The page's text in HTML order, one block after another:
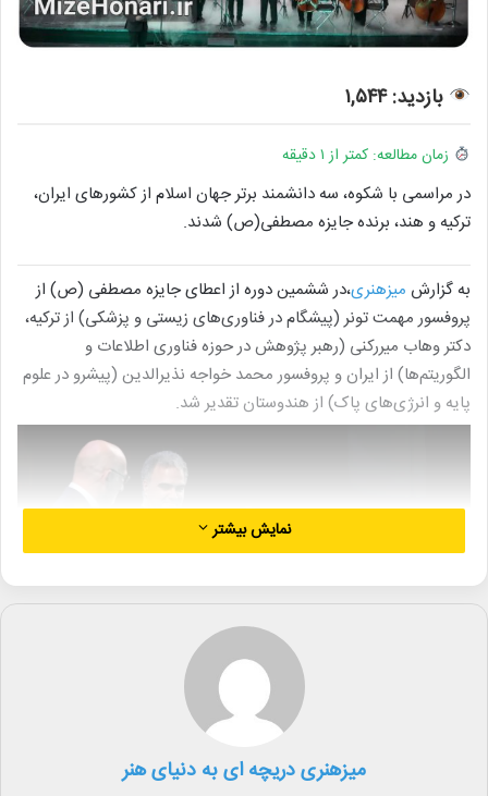
بازدید: ۱,۵۴۴
زمان مطالعه: کمتر از ۱ دقیقه
در مراسمی با شکوه، سه دانشمند برتر جهان اسلام از کشورهای ایران،
ترکیه و هند، برنده جایزه مصطفی(ص) شدند.
به گزارش میزهنری،در ششمین دوره از اعطای جایزه مصطفی (ص) از
پروفسور مهمت تونر (پیشگام در فناوری‌های زیستی و پزشکی) از ترکیه،
دکتر وهاب میررکنی (رهبر پژوهش در حوزه فناوری اطلاعات و
الگوریتم‌ها) از ایران و پروفسور محمد خواجه نذیرالدین (پیشرو در علوم
پایه و انرژی‌های پاک) از هندوستان تقدیر شد.
اجرای ارکستر موسیقی ملی ایران به رهبری همایون رحیمیان، اجرای
نمایش بیشتر
میزهنری دریچه ای به دنیای هنر